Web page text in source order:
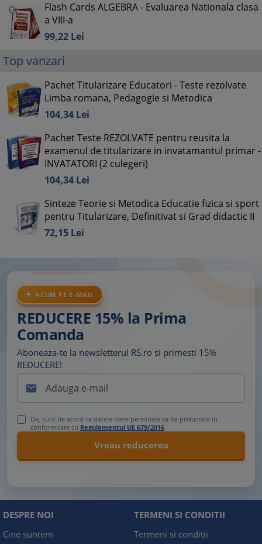
Flash Cards ALGEBRA - Evaluarea Nationala clasa
a VIII-a
99,22 Lei
Top vanzari
Pachet Titularizare Educatori - Teste rezolvate
Limba romana, Pedagogie si Metodica
104,34 Lei
Pachet Teste REZOLVATE pentru reusita la
examenul de titularizare in invatamantul primar -
INVATATORI (2 culegeri)
104,34 Lei
Sinteze Teorie si Metodica Educatie fizica si sport
pentru Titularizare, Definitivat si Grad didactic II
72,15 Lei
ACUM PE E-MAIL
REDUCERE 15% la Prima
Comanda
Aboneaza-te la newsletterul RS.ro si primesti 15%
REDUCERE!

Da, sunt de acord ca datele mele personale sa fie prelucrate in
conformitate cu Regulamentul UE 679/2016
DESPRE NOI
Cine suntem
TERMENI SI CONDITII
Termeni si conditii